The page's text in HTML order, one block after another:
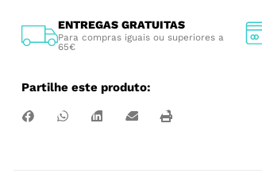
ENTREGAS GRATUITAS
Para compras iguais ou superiores a
65€
Partilhe este produto: